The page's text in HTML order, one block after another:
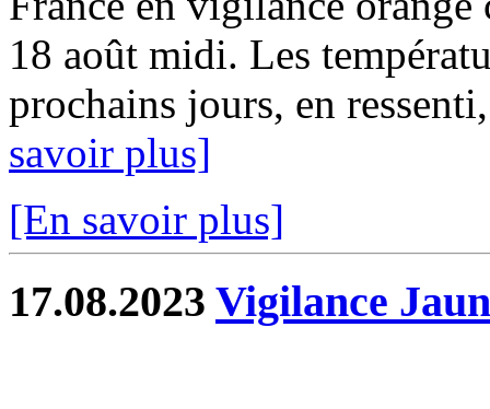
18 août midi. Les
prochains jours, en
savoir plus]
[En savoir plus]
17.08.2023 Vigilance